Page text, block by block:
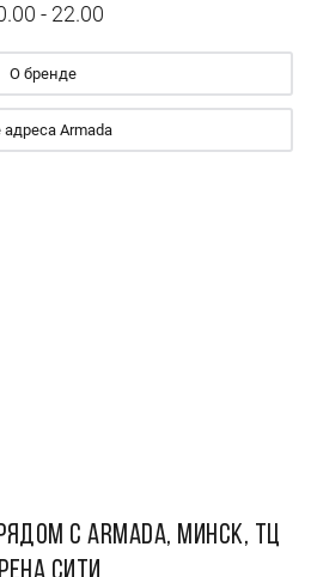
- 22.00
О бренде
адреса Armada
С Armada, Минск, ТЦ